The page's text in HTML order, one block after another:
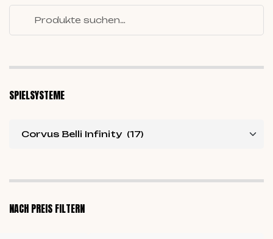
SPIELSYSTEME
NACH PREIS FILTERN